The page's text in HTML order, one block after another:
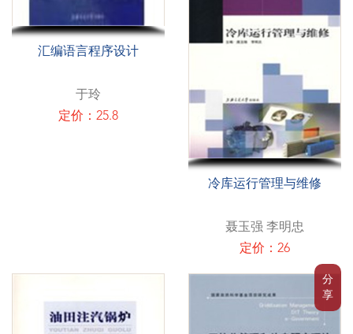
分
享
汇编语言程序设计
于玲
定价：25.8
冷库运行管理与维修
聂玉强 李明忠
定价：26